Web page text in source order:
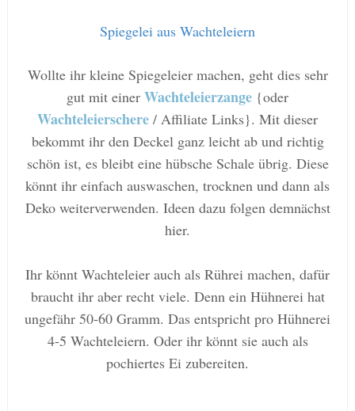
Spiegelei aus Wachteleiern
Wollte ihr kleine Spiegeleier machen, geht dies sehr
gut mit einer Wachteleierzange {oder
Wachteleierschere / Affiliate Links}. Mit dieser
bekommt ihr den Deckel ganz leicht ab und richtig
schön ist, es bleibt eine hübsche Schale übrig. Diese
könnt ihr einfach auswaschen, trocknen und dann als
Deko weiterverwenden. Ideen dazu folgen demnächst
hier.
Ihr könnt Wachteleier auch als Rührei machen, dafür
braucht ihr aber recht viele. Denn ein Hühnerei hat
ungefähr 50-60 Gramm. Das entspricht pro Hühnerei
4-5 Wachteleiern. Oder ihr könnt sie auch als
pochiertes Ei zubereiten.